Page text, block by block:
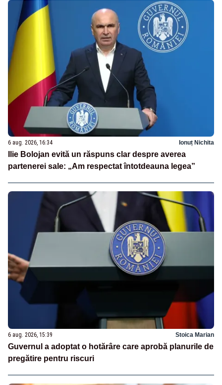
6 aug. 2026, 16:34 Ionuț Nichita
Ilie Bolojan evită un răspuns clar despre averea
partenerei sale: „Am respectat întotdeauna legea”
6 aug. 2026, 15:39 Stoica Marian
Guvernul a adoptat o hotărâre care aprobă planurile de
pregătire pentru riscuri